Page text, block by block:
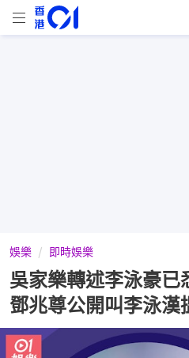
娛樂 即時娛樂
吳家樂轉述李泳豪
鄧兆尊公開叫李泳漢